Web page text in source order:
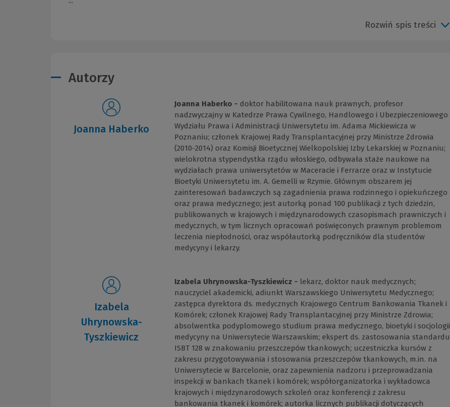
Rozwiń spis treści
Autorzy
Joanna Haberko
Joanna Haberko - doktor habilitowana nauk prawnych, profesor
nadzwyczajny w Katedrze Prawa Cywilnego, Handlowego i Ubezpieczeniowego
Wydziału Prawa i Administracji Uniwersytetu im. Adama Mickiewicza w
Poznaniu; członek Krajowej Rady Transplantacyjnej przy Ministrze Zdrowia
(2010-2014) oraz Komisji Bioetycznej Wielkopolskiej Izby Lekarskiej w Poznaniu;
wielokrotna stypendystka rządu włoskiego, odbywała staże naukowe na
wydziałach prawa uniwersytetów w Maceracie i Ferrarze oraz w Instytucie
Bioetyki Uniwersytetu im. A. Gemelli w Rzymie. Głównym obszarem jej
zainteresowań badawczych są zagadnienia prawa rodzinnego i opiekuńczego
oraz prawa medycznego; jest autorką ponad 100 publikacji z tych dziedzin,
publikowanych w krajowych i międzynarodowych czasopismach prawniczych i
medycznych, w tym licznych opracowań poświęconych prawnym problemom
leczenia niepłodności, oraz współautorką podręczników dla studentów
medycyny i lekarzy.
Izabela
Uhrynowska-
Tyszkiewicz
Izabela Uhrynowska-Tyszkiewicz - lekarz, doktor nauk medycznych;
nauczyciel akademicki, adiunkt Warszawskiego Uniwersytetu Medycznego;
zastępca dyrektora ds. medycznych Krajowego Centrum Bankowania Tkanek i
Komórek; członek Krajowej Rady Transplantacyjnej przy Ministrze Zdrowia;
absolwentka podyplomowego studium prawa medycznego, bioetyki i socjologii
medycyny na Uniwersytecie Warszawskim; ekspert ds. zastosowania standardu
ISBT 128 w znakowaniu przeszczepów tkankowych; uczestniczka kursów z
zakresu przygotowywania i stosowania przeszczepów tkankowych, m.in. na
Uniwersytecie w Barcelonie, oraz zapewnienia nadzoru i przeprowadzania
inspekcji w bankach tkanek i komórek; współorganizatorka i wykładowca
krajowych i międzynarodowych szkoleń oraz konferencji z zakresu
bankowania tkanek i komórek; autorka licznych publikacji dotyczących